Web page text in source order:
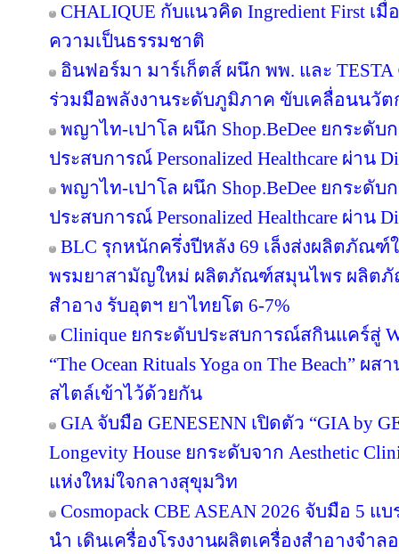
CHALIQUE กับแนวคิด Ingredient First เ
ความเป็นธรรมชาติ
อินฟอร์มา มาร์เก็ตส์ ผนึก พพ. และ TESTA
ร่วมมือพลังงานระดับภูมิภาค ขับเคลื่อนนวัต
พญาไท-เปาโล ผนึก Shop.BeDee ยกระดั
ประสบการณ์ Personalized Healthcare ผ่าน
พญาไท-เปาโล ผนึก Shop.BeDee ยกระดั
ประสบการณ์ Personalized Healthcare ผ่าน
BLC รุกหนักครึ่งปีหลัง 69 เล็งส่งผลิตภัณฑ์
พรมยาสามัญใหม่ ผลิตภัณฑ์สมุนไพร ผลิตภั
สำอาง รับอุตฯ ยาไทยโต 6-7%
Clinique ยกระดับประสบการณ์สกินแคร์สู่
“The Ocean Rituals Yoga on The Beach”
สไตล์เข้าไว้ด้วยกัน
GIA จับมือ GENESENN เปิดตัว “GIA by
Longevity House ยกระดับจาก Aesthetic
แห่งใหม่ใจกลางสุขุมวิท
Cosmopack CBE ASEAN 2026 จับมือ 5
นำ เดินเครื่องโรงงานผลิตเครื่องสำอางจำลอ